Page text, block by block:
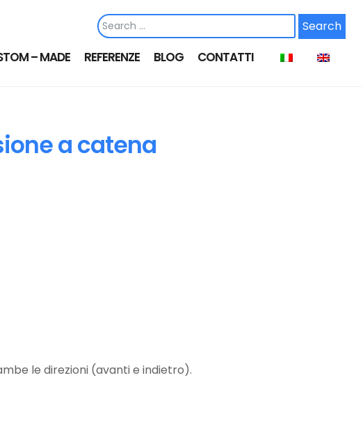
– MADE REFERENZE BLOG CONTATTI
a catena
le direzioni (avanti e indietro).